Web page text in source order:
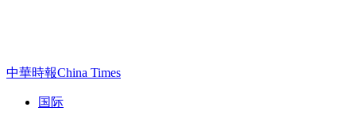
中華時報China Times
国际